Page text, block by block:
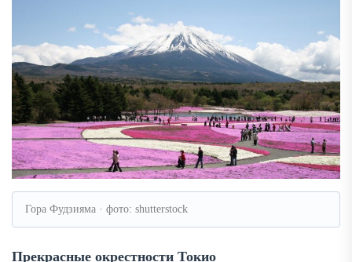
Гора Фудзияма · фото: shutterstock
Прекрасные окрестности Токио